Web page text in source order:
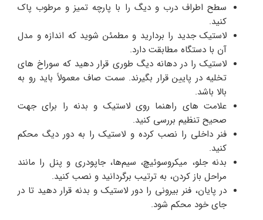
سطح اطراف درب و دیگ را با پارچه تمیز و مرطوب پاک
کنید.
لاستیک جدید را بردارید و مطمئن شوید که اندازه و مدل
آن با دستگاه مطابقت دارد.
لاستیک را در دهانه دیگ طوری قرار دهید که سوراخ‌ های
تخلیه در پایین قرار بگیرند. سمت صاف معمولاً باید رو به
بالا باشد.
علامت‌ های راهنما روی لاستیک و بدنه را برای جهت
صحیح تنظیم بررسی کنید.
فنر داخلی را نصب کرده و لاستیک را به دور دیگ محکم
کنید.
بدنه جلو، میکروسوئیچ، سیم‌ها، جاپودری و پنل را مانند
مراحل باز کردن، به ترتیب برگردانید و نصب کنید.
در پایان، فنر بیرونی را دور لاستیک و بدنه قرار دهید تا در
جای خود محکم شود.